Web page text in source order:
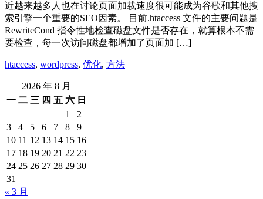
近越来越多人也在讨论页面加载速度很可能成为谷歌和其他搜
索引擎一个重要的SEO因素。 目前.htaccess 文件的主要问题是
RewriteCond 指令性地检查磁盘文件是否存在，就算根本不需
要检查，每一次访问磁盘都增加了页面加 […]
htaccess, wordpress, 优化, 方法
2026 年 8 月
一 二 三 四 五 六 日
1
2
3
4 5 6 7 8
9
10 11 12 13 14 15 16
17 18 19 20 21 22 23
24 25 26 27 28 29 30
31
« 3 月